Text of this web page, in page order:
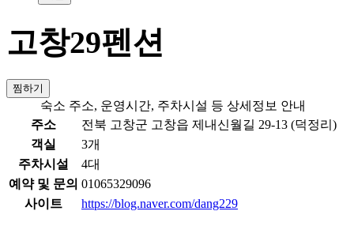
고창29펜션
찜하기
숙소 주소, 운영시간, 주차시설 등 상세정보 안내
주소
전북 고창군 고창읍 제내신월길 29-13 (덕정리)
객실
3개
주차시설
4대
예약 및 문의 01065329096
사이트
https://blog.naver.com/dang229